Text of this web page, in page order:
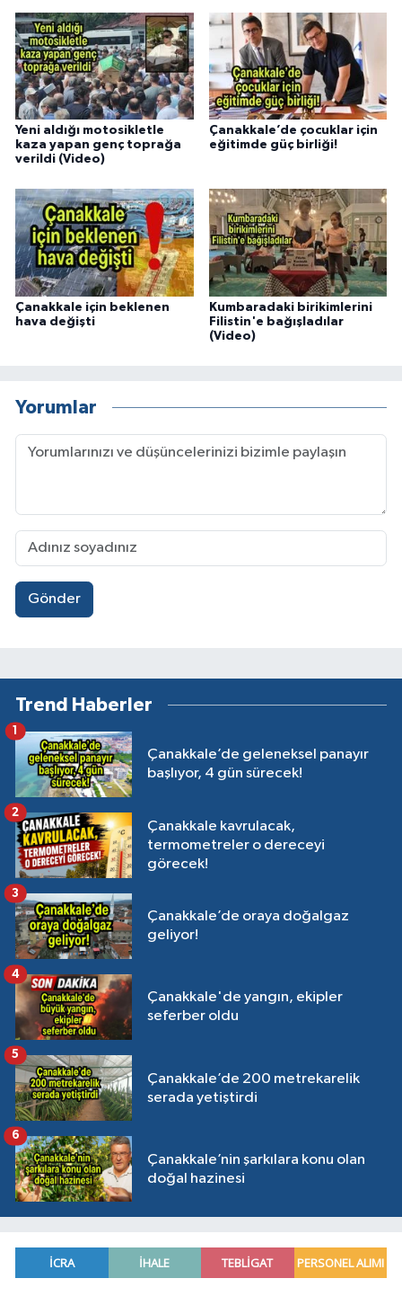
Yeni aldığı motosikletle
kaza yapan genç toprağa
verildi (Video)
Çanakkale’de çocuklar için
eğitimde güç birliği!
Çanakkale için beklenen
hava değişti
Kumbaradaki birikimlerini
Filistin'e bağışladılar
(Video)
Yorumlar
Gönder
Trend Haberler
Çanakkale’de geleneksel panayır
başlıyor, 4 gün sürecek!
1
Çanakkale kavrulacak,
termometreler o dereceyi
görecek!
2
Çanakkale’de oraya doğalgaz
geliyor!
3
Çanakkale'de yangın, ekipler
seferber oldu
4
Çanakkale’de 200 metrekarelik
serada yetiştirdi
5
Çanakkale’nin şarkılara konu olan
doğal hazinesi
6